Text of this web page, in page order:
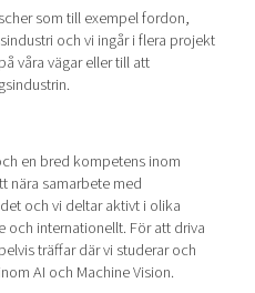
som till exempel fordon,
och vi ingår i flera projekt
våra vägar eller till att
en bred kompetens inom
nära samarbete med
och vi deltar aktivt i olika
och internationellt. För att driva
träffar där vi studerar och
AI och Machine Vision.